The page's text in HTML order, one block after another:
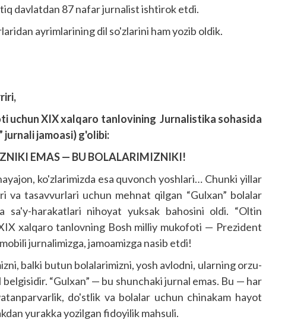
davlatdan 87 nafar jurnalist ishtirok etdi.
ayrimlarining dil so'zlarini ham yozib oldik.
uchun XIX xalqaro tanlovining Jurnalistika sohasida
jurnali jamoasi) g'olibi:
EMAS — BU BOLALARIMIZNIKI!
ko'zlarimizda esa quvonch yoshlari… Chunki yillar
va tasavvurlari uchun mehnat qilgan “Gulxan” bolalar
sa'y-harakatlari nihoyat yuksak bahosini oldi. “Oltin
xalqaro tanlovning Bosh milliy mukofoti — Prezident
jurnalimizga, jamoamizga nasib etdi!
balki butun bolalarimizni, yosh avlodni, ularning orzu-
“Gulxan” — bu shunchaki jurnal emas. Bu — har
do'stlik va bolalar uchun chinakam hayot
yurakka yozilgan fidoyilik mahsuli.